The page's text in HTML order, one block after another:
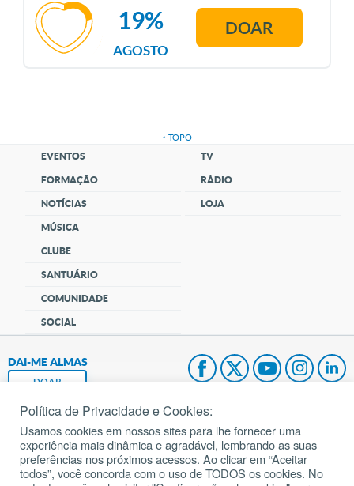
AGOSTO
19% DOAR
↑ TOPO
EVENTOS
FORMAÇÃO
NOTÍCIAS
MÚSICA
CLUBE
SANTUÁRIO
COMUNIDADE
SOCIAL
TV
RÁDIO
LOJA
DAI-ME ALMAS
DOAR
Fundação João Paulo II
Pedido de Oração
Política de Privacidade e Cookies:
Usamos cookies em nossos sites para lhe fornecer uma
experiência mais dinâmica e agradável, lembrando as suas
preferências nos próximos acessos. Ao clicar em “Aceitar
todos”, você concorda com o uso de TODOS os cookies. No